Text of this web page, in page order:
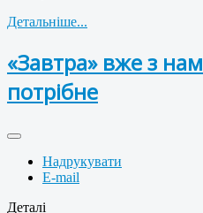
Детальніше...
«Завтра» вже з
потрібне
Надрукувати
E-mail
Деталі